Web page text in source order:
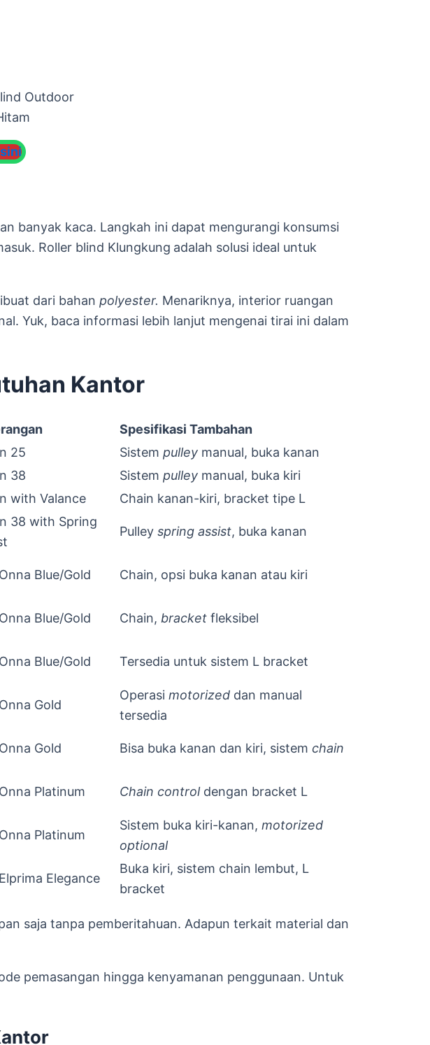
Outdoor
banyak kaca. Langkah ini dapat mengurangi konsumsi
Roller blind Klungkung adalah solusi ideal untuk
dari bahan polyester. Menariknya, interior ruangan
Yuk, baca informasi lebih lanjut mengenai tirai ini dalam
Kantor
Spesifikasi Tambahan
25 Sistem pulley manual, buka kanan
38 Sistem pulley manual, buka kiri
with Valance Chain kanan-kiri, bracket tipe L
38 with Spring
Pulley spring assist, buka kanan
Blue/Gold Chain, opsi buka kanan atau kiri
Blue/Gold Chain, bracket fleksibel
Blue/Gold Tersedia untuk sistem L bracket
Gold
Operasi motorized dan manual
tersedia
Gold Bisa buka kanan dan kiri, sistem chain
Platinum Chain controldengan bracket L
Platinum
Sistem buka kiri-kanan, motorized
optional
Elegance
Buka kiri, sistem chain lembut, L
bracket
saja tanpa pemberitahuan. Adapun terkait material dan
pemasangan hingga kenyamanan penggunaan. Untuk